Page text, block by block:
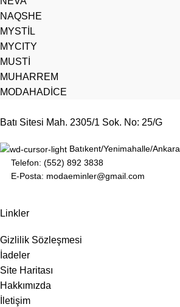
NAQSHE
MYSTİL
MYCITY
MUSTİ
MUHARREM
MODAHADİCE
Batı Sitesi Mah. 2305/1 Sok. No: 25/G
Batıkent/Yenimahalle/Ankara
Telefon: (552) 892 3838
E-Posta: modaeminler@gmail.com
Linkler
Gizlilik Sözleşmesi
İadeler
Site Haritası
Hakkımızda
İletişim